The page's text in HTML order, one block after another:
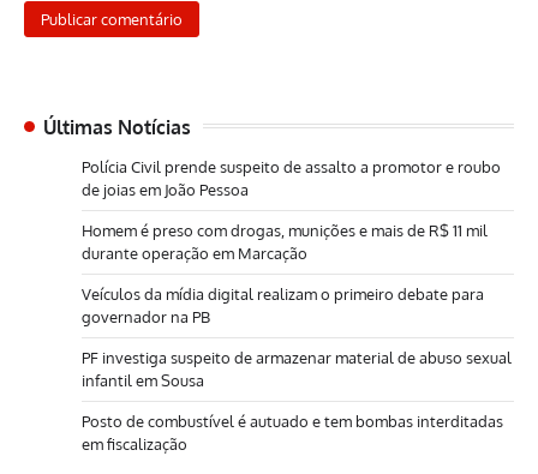
Últimas Notícias
Polícia Civil prende suspeito de assalto a promotor e roubo
de joias em João Pessoa
Homem é preso com drogas, munições e mais de R$ 11 mil
durante operação em Marcação
Veículos da mídia digital realizam o primeiro debate para
governador na PB
PF investiga suspeito de armazenar material de abuso sexual
infantil em Sousa
Posto de combustível é autuado e tem bombas interditadas
em fiscalização